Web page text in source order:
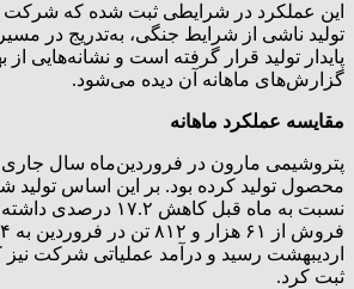
این عملکرد در شرایطی ثبت شده که
تولید ناشی از شرایط جنگی، به‌تدریج در
پایدار تولید قرار گرفته است و نشانه‌هایی از
گزارش‌های ماهانه آن دیده می‌شود.
مقایسه عملکرد ماهانه
محصول تولید کرده بود. بر این اساس
نسبت به ماه قبل کاهش
ثبت کرد.